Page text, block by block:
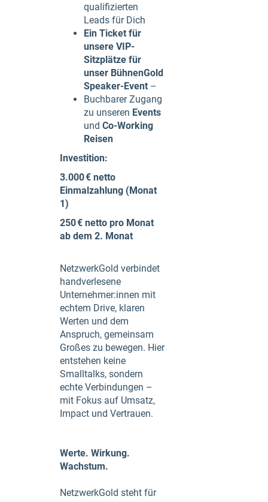
qualifizierten
Leads für Dich
Ein Ticket für
unsere VIP-
Sitzplätze für
unser BühnenGold
Speaker-Event –
Buchbarer Zugang
zu unseren Events
und Co-Working
Reisen
Investition:
3.000 € netto
Einmalzahlung (Monat
1)
250 € netto pro Monat
ab dem 2. Monat
NetzwerkGold verbindet
handverlesene
Unternehmer:innen mit
echtem Drive, klaren
Werten und dem
Anspruch, gemeinsam
Großes zu bewegen. Hier
entstehen keine
Smalltalks, sondern
echte Verbindungen –
mit Fokus auf Umsatz,
Impact und Vertrauen.
Werte. Wirkung.
Wachstum.
NetzwerkGold steht für